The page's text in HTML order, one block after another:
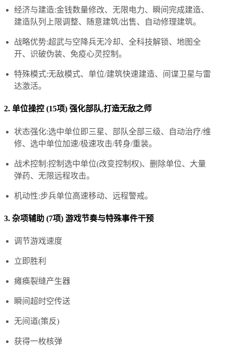
经济与建造:金钱数量修改、无限电力、瞬间完成建造、
建造队列上限调整、随意建筑/出售、自动修理建筑。
战略优势:超武与空降兵无冷却、全科技解锁、地图全
开、识破伪装、免疫心灵控制。
特殊模式:无敌模式、单位/建筑快速建造、间谍卫星与雷
达激活。
2. 单位操控 (15项) 强化部队,打造无敌之师
状态强化:选中单位即三星、部队全部三级、自动治疗/维
修、选中单位加速/极速攻击/转身/重装。
战术控制:控制选中单位(改变控制权)、删除单位、大量
弹药、无限远程攻击。
机动性:步兵单位高速移动、远程警戒。
3. 杂项辅助 (7项) 游戏节奏与特殊事件干预
调节游戏速度
立即胜利
瘫痪裂缝产生器
瞬间超时空传送
无间道(策反)
获得一枚核弹